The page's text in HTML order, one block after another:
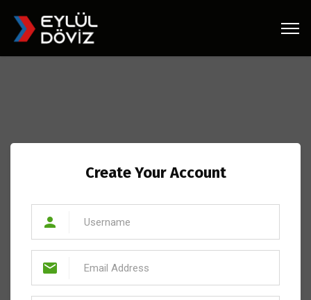
Create Your Account